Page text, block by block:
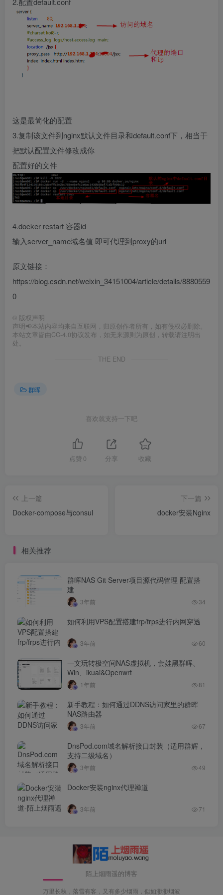
这是最简化的配置
3.复制该文件到nginx默认文件目录和default.conf下，相当于
把默认配置文件修改成你
配置好的文件
4.docker restart 容器id
输入server_name域名值 即可代理到proxy的url
原文链接：
https://blog.csdn.net/weixin_34151004/article/details/8880559
0
© 版权声明
声明📢本站内容均来自互联网，归原创作者所有，如有侵权必删除。
本站文章皆由CC-4.0协议发布，如无来源则为原创，转载请注明出
处。
THE END
群晖
喜欢就支持一下吧
点赞 0 分享 收藏
上一篇
Docker-compose与consul
下一篇
docker安装Nginx
相关推荐
群晖NAS Git Server项目源代码管理 配置搭
建
3年前 34
如何利用VPS配置搭建frp/frps进行内网穿透
3年前 60
一文玩转极空间NAS虚拟机，套娃黑群晖、
Win、ikuai&Openwrt
1年前 81
新手教程：如何通过DDNS访问家里的群晖
NAS路由器
3年前 67
DnsPod.com域名解析接口封装（适用群辉，
支持二级域名）
3年前 49
Docker安装nginx代理禅道
3年前 71
陌上烟雨遥的博客
万里长秋，落雪有客，又有多少烟雨，似如渺渺烟波